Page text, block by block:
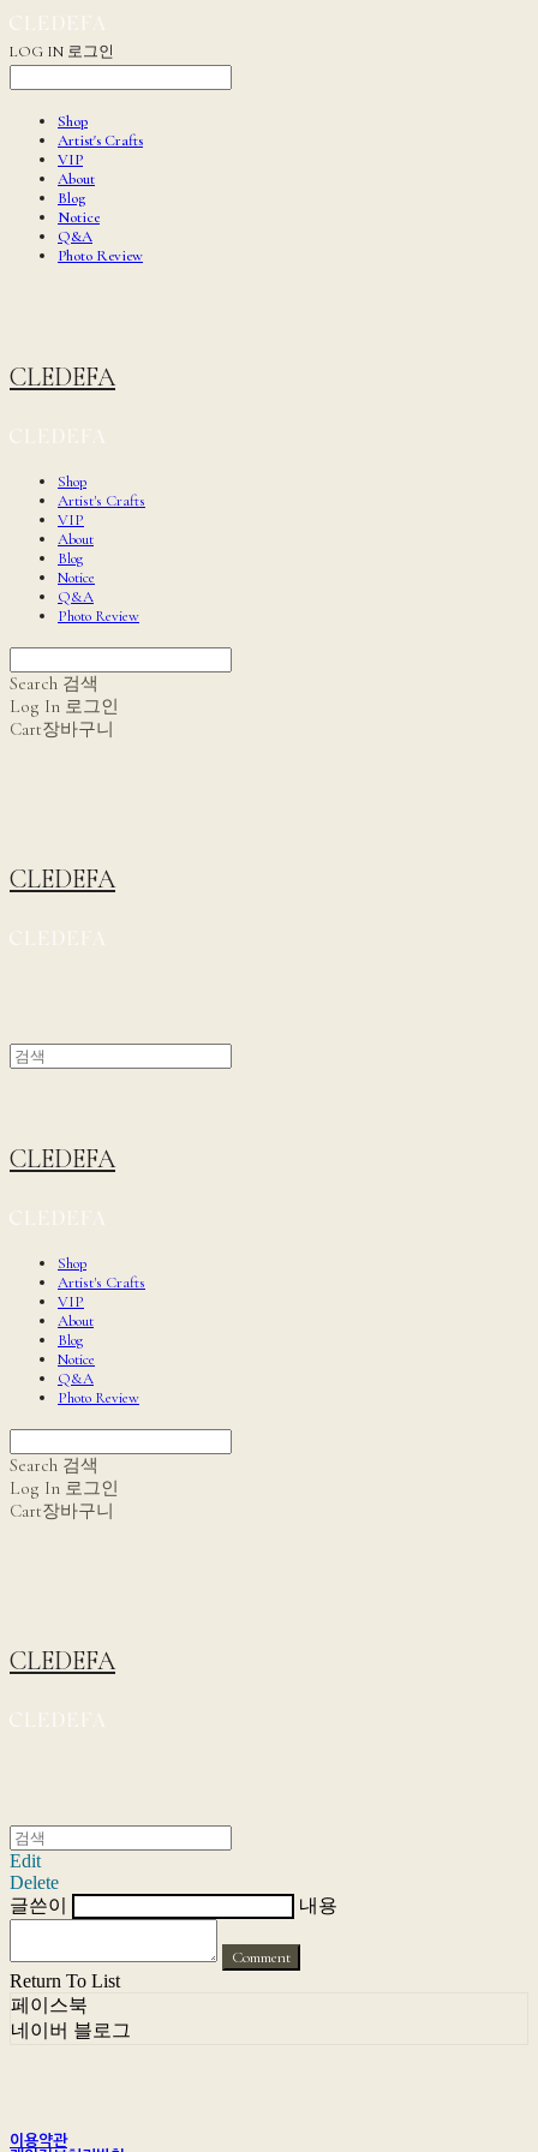
LOG IN 로그인
Shop
Artist's Crafts
VIP
About
Blog
Notice
Q&A
Photo Review
CLEDEFA
Shop
Artist's Crafts
VIP
About
Blog
Notice
Q&A
Photo Review
Search 검색
Log In 로그인
Cart장바구니
CLEDEFA
CLEDEFA
Shop
Artist's Crafts
VIP
About
Blog
Notice
Q&A
Photo Review
Search 검색
Log In 로그인
Cart장바구니
CLEDEFA
Edit
Delete
글쓴이
내용
Comment
Return To List
페이스북
네이버 블로그
이용약관